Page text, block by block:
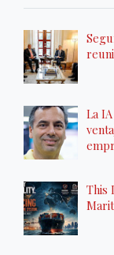
La
This